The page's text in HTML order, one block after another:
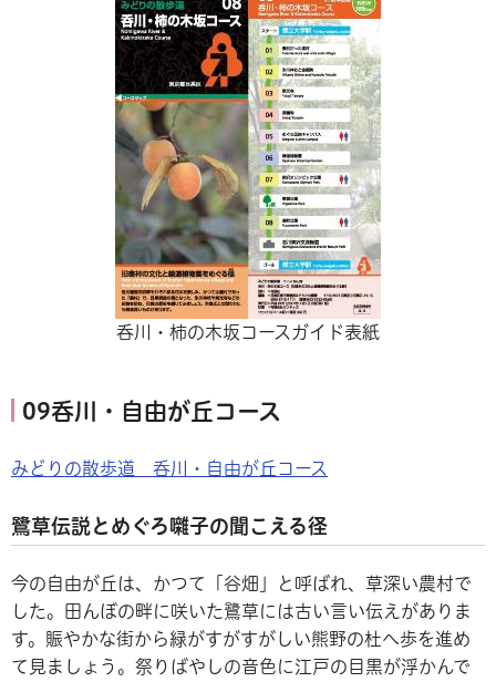
呑川・柿の木坂コースガイド表紙
09呑川・自由が丘コース
みどりの散歩道 呑川・自由が丘コース
鷺草伝説とめぐろ囃子の聞こえる径
今の自由が丘は、かつて「谷畑」と呼ばれ、草深い農村で
した。田んぼの畔に咲いた鷺草には古い言い伝えがありま
す。賑やかな街から緑がすがすがしい熊野の杜へ歩を進め
て見ましょう。祭りばやしの音色に江戸の目黒が浮かんで